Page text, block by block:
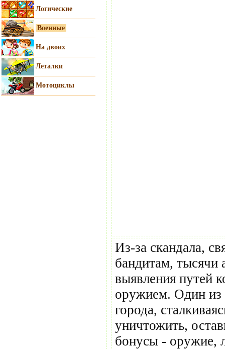
Логические
Военные
На двоих
Леталки
Мотоциклы
Из-за скандала,
бандитам, тысячи
выявления путей
оружием. Один из
города,
уничтожить,
бонусы - оружие,